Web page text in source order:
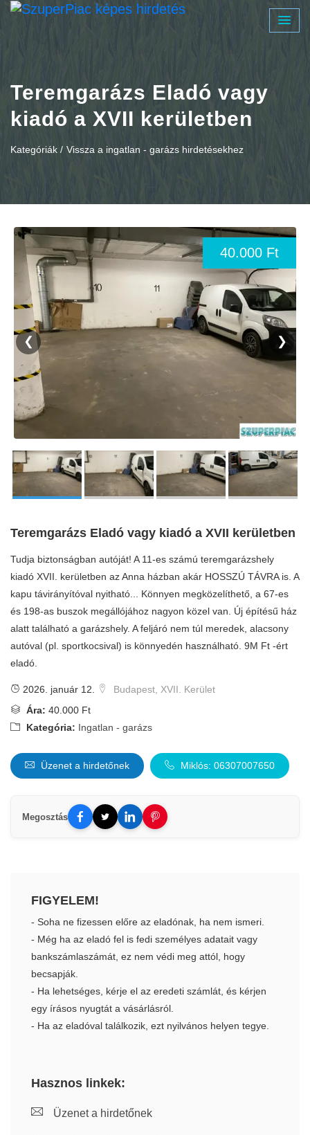
Teremgarázs Eladó vagy
kiadó a XVII kerületben
Kategóriák / Vissza a ingatlan - garázs hirdetésekhez
40.000 Ft
❮ ❯
Teremgarázs Eladó vagy kiadó a XVII kerületben
Tudja biztonságban autóját! A 11-es számú teremgarázshely
kiadó XVII. kerületben az Anna házban akár HOSSZÚ TÁVRA is. A
kapu távirányítóval nyitható... Könnyen megközelíthető, a 67-es
és 198-as buszok megállójához nagyon közel van. Új építésű ház
alatt található a garázshely. A feljáró nem túl meredek, alacsony
autóval (pl. sportkocsival) is könnyedén használható. 9M Ft -ért
eladó.
2026. január 12.
Budapest, XVII. Kerület
Ára: 40.000 Ft
Kategória: Ingatlan - garázs
Üzenet a hirdetőnek Miklós: 06307007650
Megosztás
FIGYELEM!
- Soha ne fizessen előre az eladónak, ha nem ismeri.
- Még ha az eladó fel is fedi személyes adatait vagy
bankszámlaszámát, ez nem védi meg attól, hogy
becsapják.
- Ha lehetséges, kérje el az eredeti számlát, és kérjen
egy írásos nyugtát a vásárlásról.
- Ha az eladóval találkozik, ezt nyilvános helyen tegye.
Hasznos linkek:
Üzenet a hirdetőnek